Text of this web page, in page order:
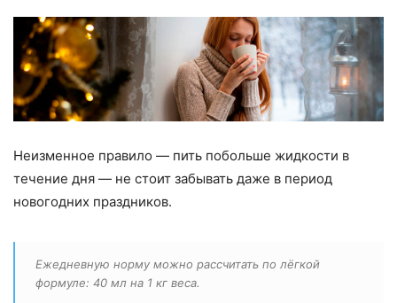
Неизменное правило — пить побольше жидкости в
течение дня — не стоит забывать даже в период
новогодних праздников.
Ежедневную норму можно рассчитать по лёгкой
формуле: 40 мл на 1 кг веса.